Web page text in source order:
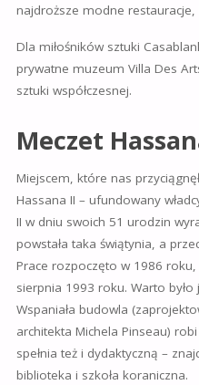
najdroższe modne restauracje,
Dla miłośników sztuki
prywatne muzeum Villa Des
sztuki współczesnej.
Meczet
Miejscem, które nas
Hassana II – ufundowany
II w dniu swoich 51 urodzin
powstała taka świątynia, a
Prace rozpoczęto w 1986
sierpnia 1993 roku. Warto było
Wspaniała budowla
architekta Michela Pinseau)
spełnia też i dydaktyczną –
biblioteka i szkoła koraniczna.